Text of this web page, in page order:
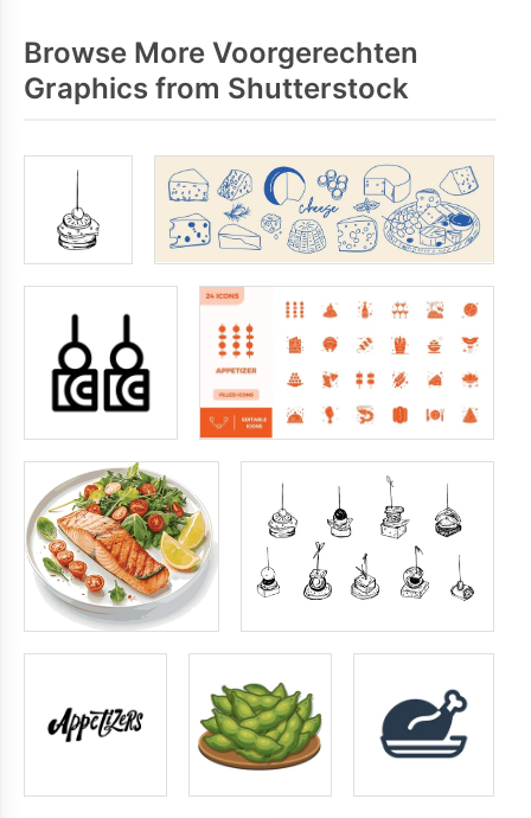
Browse More Voorgerechten
Graphics from Shutterstock